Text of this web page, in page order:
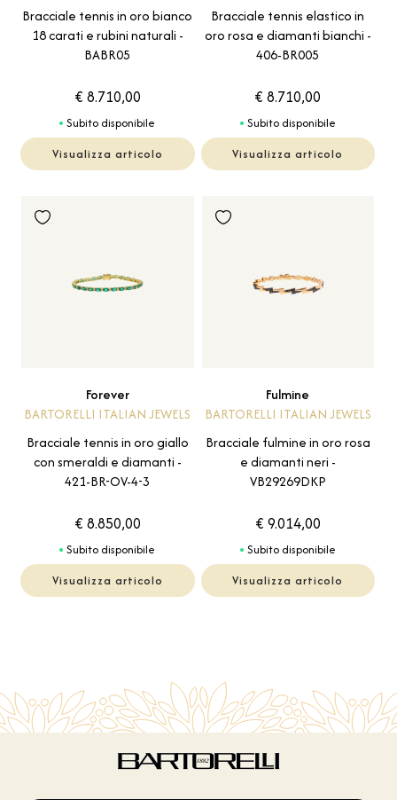
Bracciale tennis in oro bianco
18 carati e rubini naturali -
BABR05
€ 8.710,00
Subito disponibile
Visualizza articolo
Bracciale tennis elastico in
oro rosa e diamanti bianchi -
406-BR005
€ 8.710,00
Subito disponibile
Visualizza articolo
Forever
BARTORELLI ITALIAN JEWELS
Bracciale tennis in oro giallo
con smeraldi e diamanti -
421-BR-OV-4-3
€ 8.850,00
Subito disponibile
Visualizza articolo
Fulmine
BARTORELLI ITALIAN JEWELS
Bracciale fulmine in oro rosa
e diamanti neri -
VB29269DKP
€ 9.014,00
Subito disponibile
Visualizza articolo